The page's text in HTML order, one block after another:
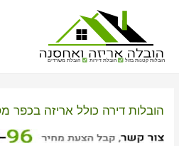
הובלות קטנות בזול הובלת דירות הובלת משרדים
הובלות דירה כולל אריזה בכפר